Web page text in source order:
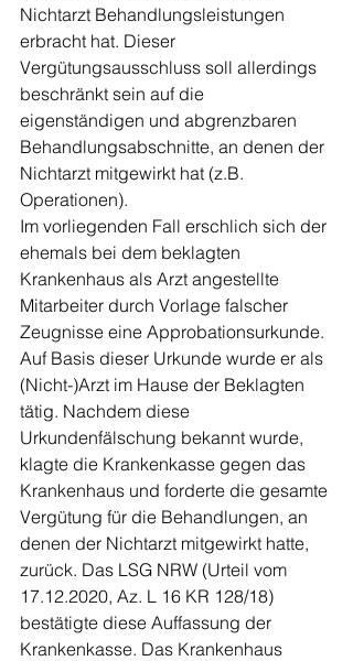
Nichtarzt Behandlungsleistungen
erbracht hat. Dieser
Vergütungsausschluss soll allerdings
beschränkt sein auf die
eigenständigen und abgrenzbaren
Behandlungsabschnitte, an denen der
Nichtarzt mitgewirkt hat (z.B.
Operationen).
Im vorliegenden Fall erschlich sich der
ehemals bei dem beklagten
Krankenhaus als Arzt angestellte
Mitarbeiter durch Vorlage falscher
Zeugnisse eine Approbationsurkunde.
Auf Basis dieser Urkunde wurde er als
(Nicht-)Arzt im Hause der Beklagten
tätig. Nachdem diese
Urkundenfälschung bekannt wurde,
klagte die Krankenkasse gegen das
Krankenhaus und forderte die gesamte
Vergütung für die Behandlungen, an
denen der Nichtarzt mitgewirkt hatte,
zurück. Das LSG NRW (Urteil vom
17.12.2020, Az. L 16 KR 128/18)
bestätigte diese Auffassung der
Krankenkasse. Das Krankenhaus